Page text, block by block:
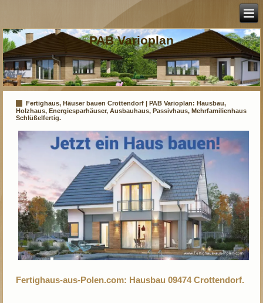
PAB Varioplan
Fertighaus, Häuser bauen Crottendorf | PAB Varioplan: Hausbau,
Holzhaus, Energiesparhäuser, Ausbauhaus, Passivhaus, Mehrfamilienhaus
Schlüßelfertig.
Fertighaus-aus-Polen.com: Hausbau 09474 Crottendorf.